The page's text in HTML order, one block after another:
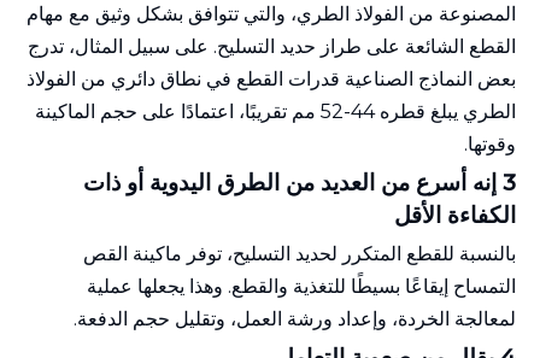
المصنوعة من الفولاذ الطري، والتي تتوافق بشكل وثيق مع مهام
القطع الشائعة على طراز حديد التسليح. على سبيل المثال، تدرج
بعض النماذج الصناعية قدرات القطع في نطاق دائري من الفولاذ
الطري يبلغ قطره 44-52 مم تقريبًا، اعتمادًا على حجم الماكينة
وقوتها.
3 إنه أسرع من العديد من الطرق اليدوية أو ذات
الكفاءة الأقل
بالنسبة للقطع المتكرر لحديد التسليح، توفر ماكينة القص
التمساح إيقاعًا بسيطًا للتغذية والقطع. وهذا يجعلها عملية
لمعالجة الخردة، وإعداد ورشة العمل، وتقليل حجم الدفعة.